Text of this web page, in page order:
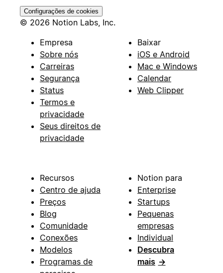
Configurações de cookies
© 2026 Notion Labs, Inc.
Empresa
Sobre nós
Carreiras
Segurança
Status
Termos e
privacidade
Seus direitos de
privacidade
Baixar
iOS e Android
Mac e Windows
Calendar
Web Clipper
Recursos
Centro de ajuda
Preços
Blog
Comunidade
Conexões
Modelos
Programas de
Notion para
Enterprise
Startups
Pequenas
empresas
Individual
Descubra
mais →